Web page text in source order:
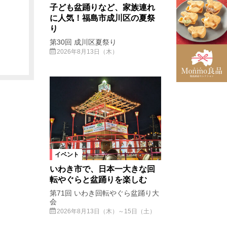
子ども盆踊りなど、家族連れ
に人気！福島市成川区の夏祭
り
第30回 成川区夏祭り
2026年8月13日（木）
イベント
いわき市で、日本一大きな回
転やぐらと盆踊りを楽しむ
第71回 いわき回転やぐら盆踊り大
会
2026年8月13日（木）～15日（土）